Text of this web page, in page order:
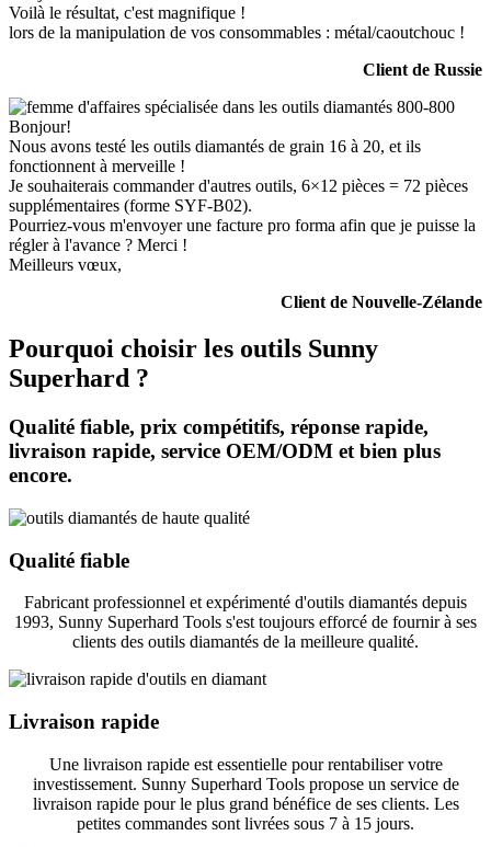
Voilà le résultat, c'est magnifique !
lors de la manipulation de vos consommables : métal/caoutchouc !
Client de Russie
Bonjour!
Nous avons testé les outils diamantés de grain 16 à 20, et ils
fonctionnent à merveille !
Je souhaiterais commander d'autres outils, 6×12 pièces = 72 pièces
supplémentaires (forme SYF-B02).
Pourriez-vous m'envoyer une facture pro forma afin que je puisse la
régler à l'avance ? Merci !
Meilleurs vœux,
Client de Nouvelle-Zélande
Pourquoi choisir les outils Sunny
Superhard ?
Qualité fiable, prix compétitifs, réponse rapide,
livraison rapide, service OEM/ODM et bien plus
encore.
Qualité fiable
Fabricant professionnel et expérimenté d'outils diamantés depuis
1993, Sunny Superhard Tools s'est toujours efforcé de fournir à ses
clients des outils diamantés de la meilleure qualité.
Livraison rapide
Une livraison rapide est essentielle pour rentabiliser votre
investissement. Sunny Superhard Tools propose un service de
livraison rapide pour le plus grand bénéfice de ses clients. Les
petites commandes sont livrées sous 7 à 15 jours.